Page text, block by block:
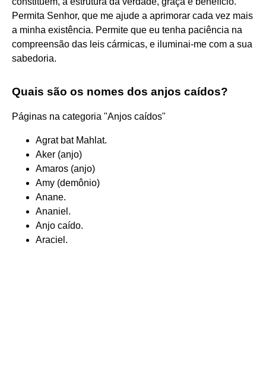
Permita Senhor, que me ajude a aprimorar cada vez mais
a minha existência. Permite que eu tenha paciência na
compreensão das leis cármicas, e iluminai-me com a sua
sabedoria.
Quais são os nomes dos anjos caídos?
Páginas na categoria "Anjos caídos"
Agrat bat Mahlat.
Aker (anjo)
Amaros (anjo)
Amy (demônio)
Anane.
Ananiel.
Anjo caído.
Araciel.